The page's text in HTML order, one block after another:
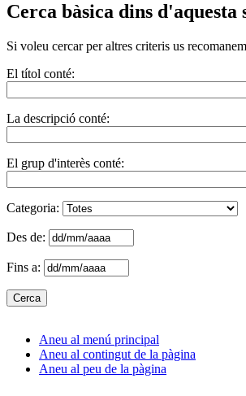
Cerca bàsica dins d'aquesta
Si voleu cercar per altres criteris us
El títol conté:
La descripció conté:
El grup d'interès conté:
Categoria:
Des de:
Fins a:
Aneu al menú principal
Aneu al contingut de la pàgina
Aneu al peu de la pàgina